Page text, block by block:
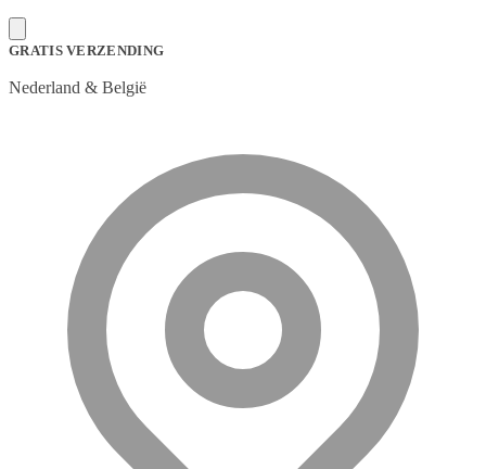
GRATIS VERZENDING
Nederland & België